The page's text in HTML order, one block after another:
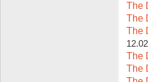
The
The
The
The
The